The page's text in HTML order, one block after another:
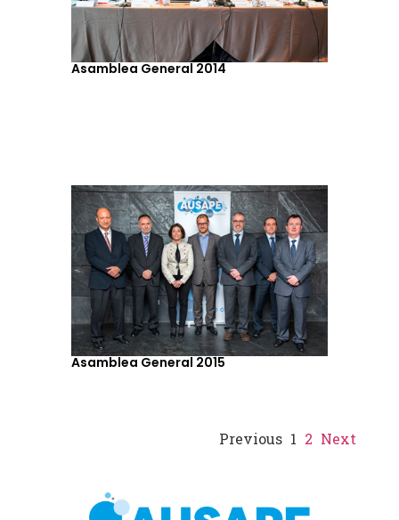
Asamblea General 2014
Asamblea General 2015
Previous 1 2 Next